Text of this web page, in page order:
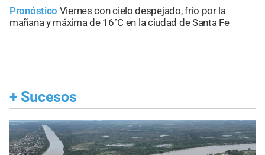
Pronóstico Viernes con cielo despejado, frío por la
mañana y máxima de 16°C en la ciudad de Santa Fe
+ Sucesos